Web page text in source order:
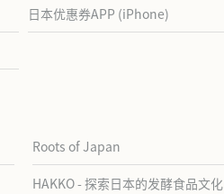
日本优惠券APP (iPhone)
Roots of Japan
HAKKO - 探索日本的发酵食品文化